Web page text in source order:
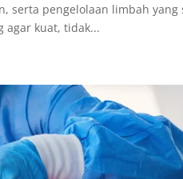
serta pengelolaan limbah
agar kuat, tidak...